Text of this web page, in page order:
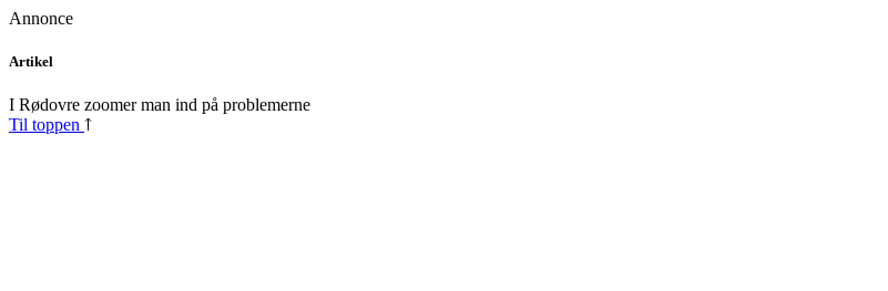
Annonce
Skip
content
Artikel
I Rødovre zoomer man ind på problemerne
Til toppen